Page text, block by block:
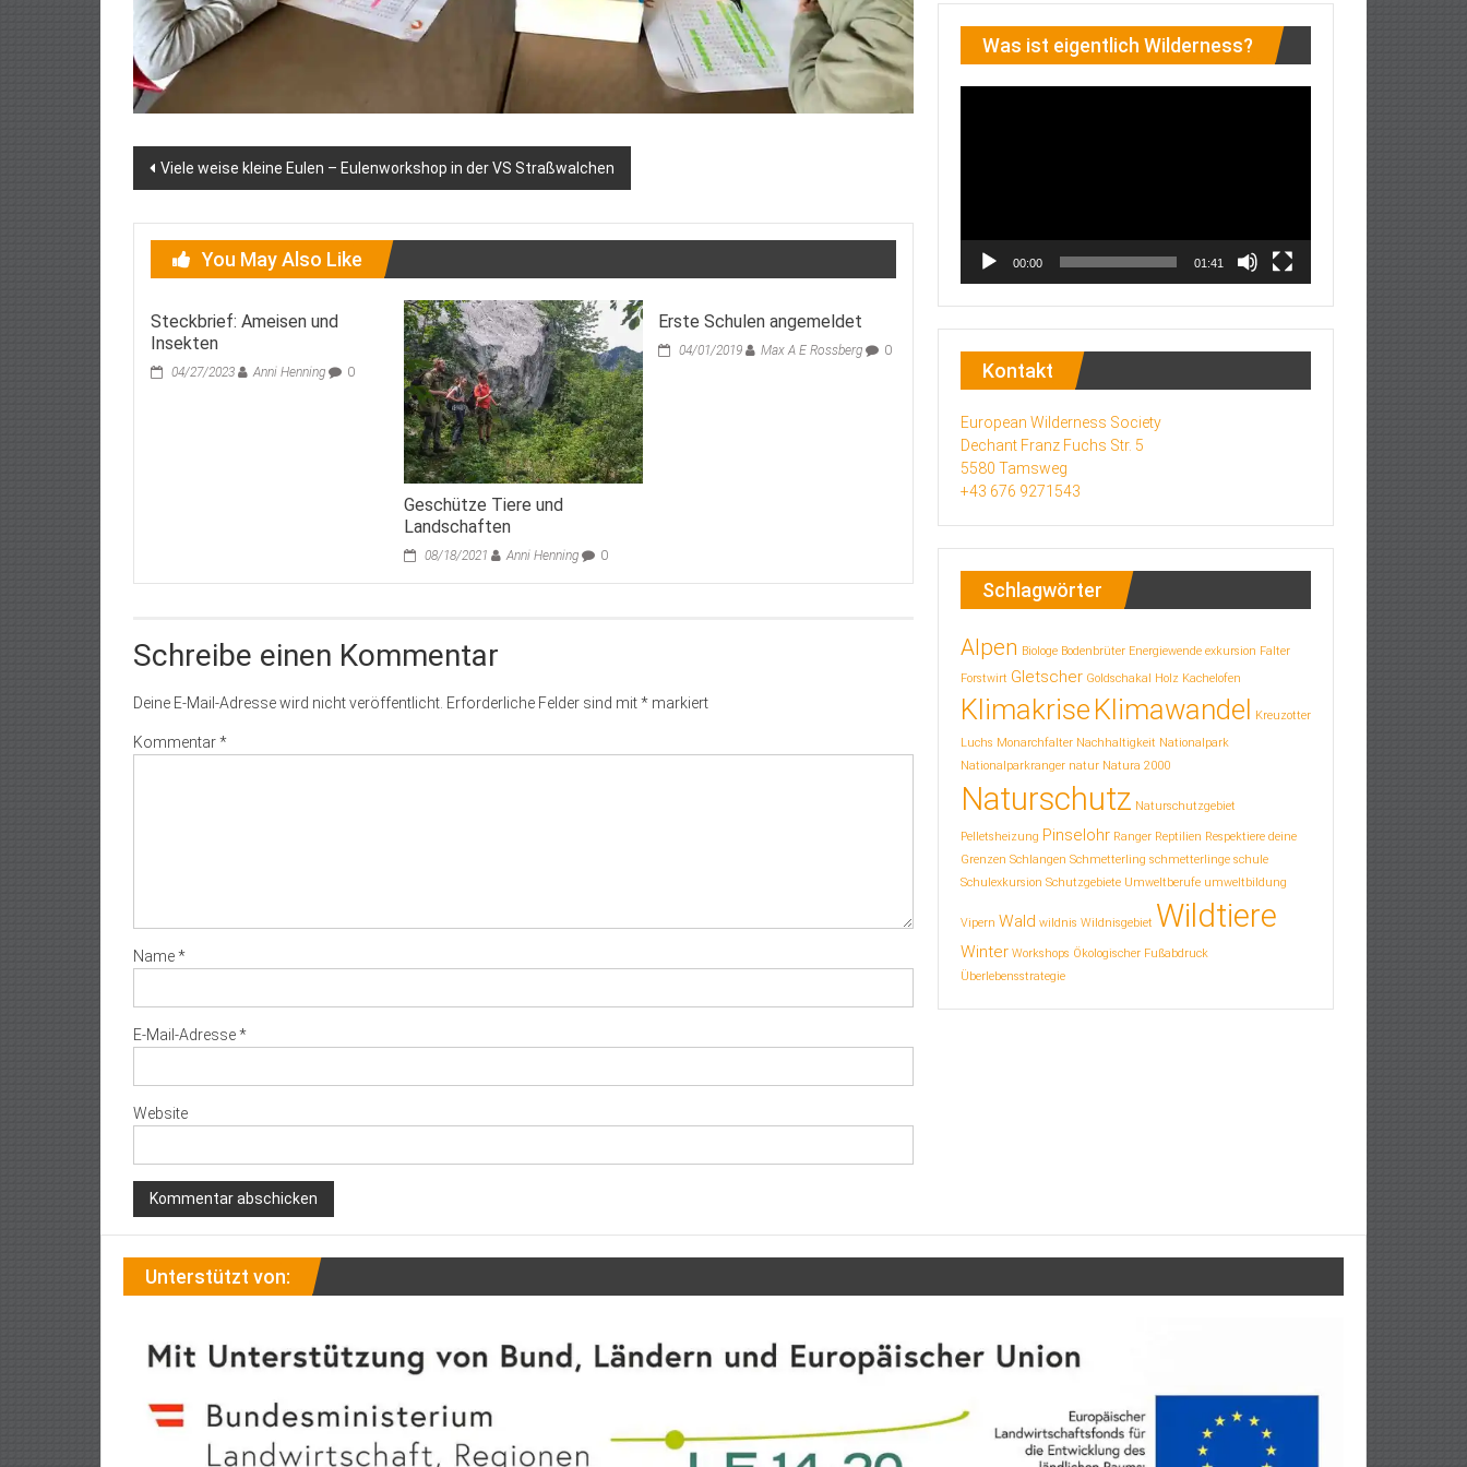
Post
Viele weise kleine Eulen – Eulenworkshop in der VS Straßwalchen
You May Also Like
Steckbrief: Ameisen und
Insekten
04/27/2023 Anni Henning 0
Geschütze Tiere und
Landschaften
08/18/2021 Anni Henning 0
Erste Schulen angemeldet
04/01/2019 Max A E Rossberg 0
Schreibe einen Kommentar
Deine E-Mail-Adresse wird nicht veröffentlicht. Erforderliche Felder sind mit* markiert
Kommentar*
Name*
E-Mail-Adresse*
Website
Was ist eigentlich Wilderness?
00:00 01:41
Kontakt
European Wilderness Society
Dechant Franz Fuchs Str. 5
5580 Tamsweg
+43 676 9271543
Schlagwörter
Alpen Biologe Bodenbrüter Energiewende exkursion Falter
Forstwirt Gletscher Goldschakal Holz Kachelofen
Klimakrise Klimawandel Kreuzotter
Luchs Monarchfalter Nachhaltigkeit Nationalpark
Nationalparkranger natur Natura 2000
Naturschutz Naturschutzgebiet
Pelletsheizung Pinselohr Ranger Reptilien Respektiere deine
Grenzen Schlangen Schmetterling schmetterlinge schule
Schulexkursion Schutzgebiete Umweltberufe umweltbildung
Vipern Wald wildnis Wildnisgebiet Wildtiere
Winter Workshops Ökologischer Fußabdruck
Überlebensstrategie
Unterstützt von: